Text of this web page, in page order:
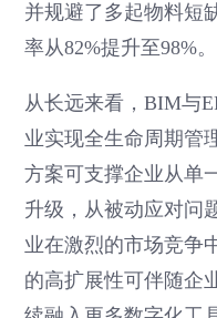
并规避了多起物料短
率从82%提升至98%。
从长远来看，BIM与
业实现全生命周期管
方案可支撑企业从单
升级，从被动应对问
业在激烈的市场竞争
的高扩展性可伴随企